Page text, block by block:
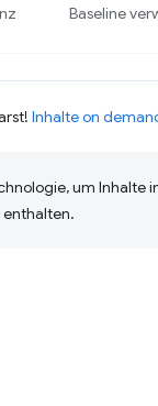
Baseline
Inhalte on
um Inhalte
enthalten.